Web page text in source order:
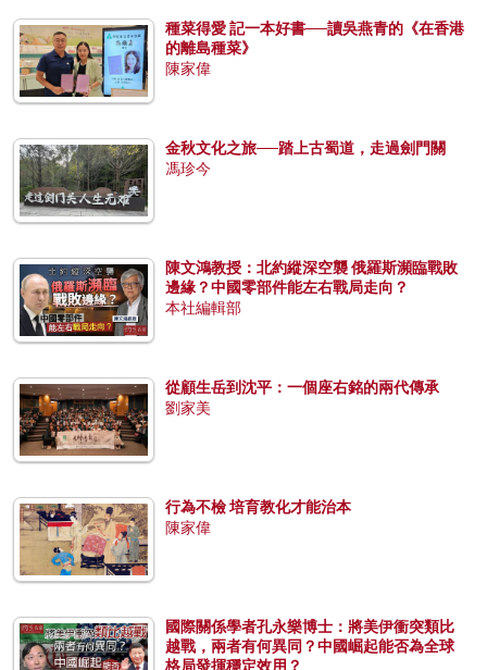
種菜得愛 記一本好書──讀吳燕青的《在香港
的離島種菜》
陳家偉
金秋文化之旅──踏上古蜀道，走過劍門關
馮珍今
陳文鴻教授：北約縱深空襲 俄羅斯瀕臨戰敗
邊緣？中國零部件能左右戰局走向？
本社編輯部
從顧生岳到沈平：一個座右銘的兩代傳承
劉家美
行為不檢 培育教化才能治本
陳家偉
國際關係學者孔永樂博士：將美伊衝突類比
越戰，兩者有何異同？中國崛起能否為全球
格局發揮穩定效用？